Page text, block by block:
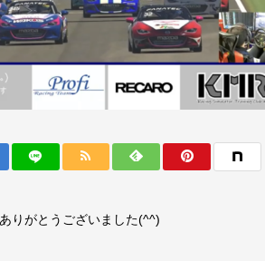
りがとうございました(^^)